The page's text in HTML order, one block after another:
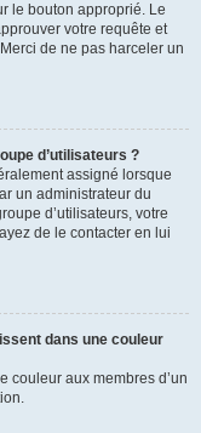
le bouton approprié. Le
votre requête et
de ne pas harceler un
d’utilisateurs ?
assigné lorsque
un administrateur du
d’utilisateurs, votre
de le contacter en lui
dans une couleur
couleur aux membres d’un